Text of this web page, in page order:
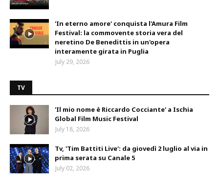
'In eterno amore' conquista l'Amura Film
Festival: la commovente storia vera del
neretino De Benedittis in un'opera
interamente girata in Puglia
July 29, 2026
TV
'Il mio nome è Riccardo Cocciante' a Ischia
Global Film Music Festival
July 18, 2026
Tv, 'Tim Battiti Live': da giovedì 2 luglio al via in
prima serata su Canale 5
July 02, 2026